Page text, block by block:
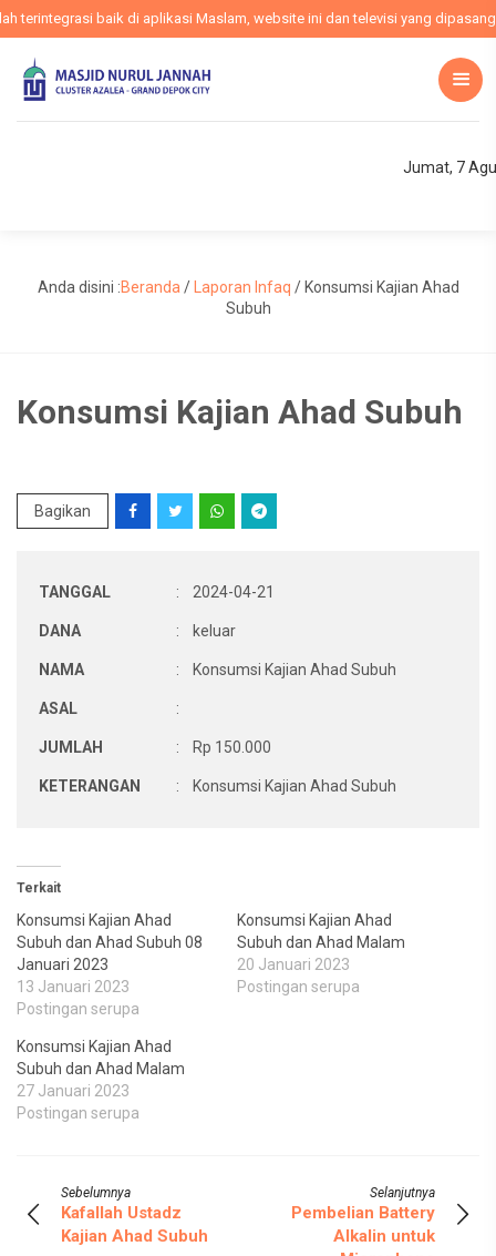
baik di aplikasi Maslam, website ini dan televisi yang
Jumat, 7
Anda disini :Beranda / Laporan Infaq / Konsumsi Kajian Ahad
Subuh
Konsumsi Kajian Ahad Subuh
Bagikan
TANGGAL : 2024-04-21
DANA : keluar
NAMA : Konsumsi Kajian Ahad Subuh
ASAL :
JUMLAH : Rp 150.000
KETERANGAN : Konsumsi Kajian Ahad Subuh
Terkait
Konsumsi Kajian Ahad
Subuh dan Ahad Subuh 08
Januari 2023
13 Januari 2023
Postingan serupa
Konsumsi Kajian Ahad
Subuh dan Ahad Malam
20 Januari 2023
Postingan serupa
Konsumsi Kajian Ahad
Subuh dan Ahad Malam
27 Januari 2023
Postingan serupa
Sebelumnya
Kafallah Ustadz
Kajian Ahad Subuh
Selanjutnya
Pembelian Battery
Alkalin untuk